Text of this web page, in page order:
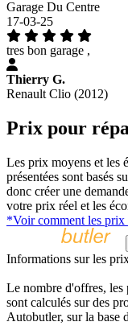
Garage Du Centre
17-03-25
tres bon garage ,
Thierry G.
Renault Clio (2012)
Prix pour
Les prix moyens et les
présentées sont basés
donc créer une
votre prix réel et les
*Voir comment les prix
Informations sur les
Le nombre d'offres, les
sont calculés sur des
Autobutler, sur la base